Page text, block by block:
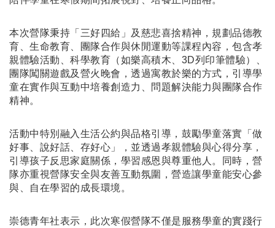
本次營隊秉持「三好四給」及慈悲喜捨精神，規劃品德教
育、生命教育、團隊合作與休閒運動等課程內容，包含孝
親體驗活動、科學教育（如樂高積木、3D列印筆體驗）、
團隊闖關遊戲及營火晚會，透過寓教於樂的方式，引導學
童在實作與互動中培養創造力、問題解決能力與團隊合作
精神。
活動中特別融入生活公約與品格引導，鼓勵學童落實「做
好事、說好話、存好心」，並透過孝親體驗與心得分享，
引導孩子反思家庭關係，學習感恩與尊重他人。同時，營
隊亦重視營隊安全與友善互動氛圍，營造讓學童能安心參
與、自在學習的成長環境。
崇德青年社表示，此次寒假營隊不僅是服務學童的實踐行